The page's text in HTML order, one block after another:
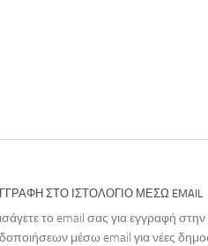
ΣΤΟ ΙΣΤΟΛΌΓΙΟ ΜΈΣΩ EMAIL
το email σας για εγγραφή
μέσω email για νέες